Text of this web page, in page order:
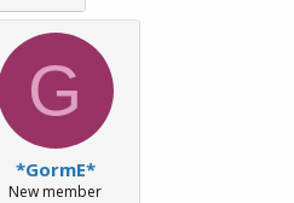
G
*GormE*
New member